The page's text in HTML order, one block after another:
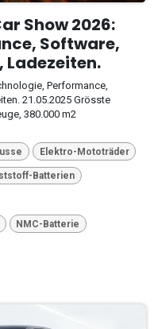
Show 2026:
Software,
Ladezeiten.
Performance,
21.05.2025 Grösste
380.000 m2
Elektro-Mototräder
Batterien
NMC-Batterie